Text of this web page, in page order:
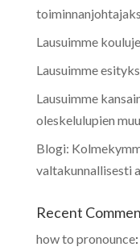
Lausuimme
Lausuimme
Lausuimme
oleskelulupien
Blogi:
valtakunnallisesti
Recent
how to pronounce: